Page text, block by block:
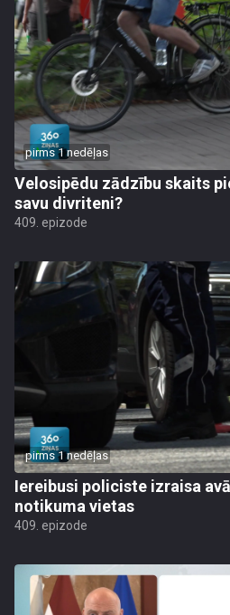
pirms 1 nedēļas
Velosipēdu zādzību skaits
savu divriteni?
409. epizode
pirms 1 nedēļas
Iereibusi policiste izraisa
notikuma vietas
409. epizode